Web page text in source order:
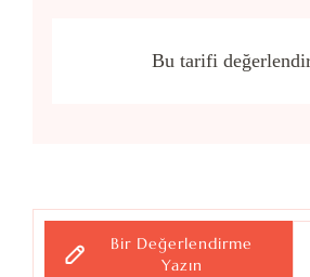
Bu tarifi
Bir Değerlendirme
Yazın